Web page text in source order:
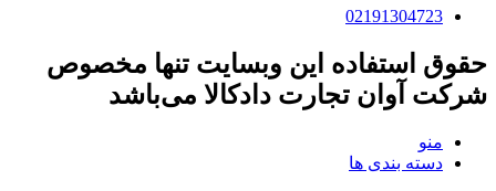
02191304723
حقوق استفاده این وبسایت تنها مخصوص
شرکت آوان تجارت دادکالا می‌باشد
منو
دسته بندی ها